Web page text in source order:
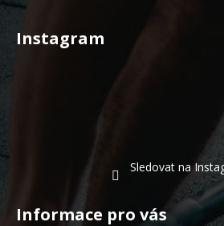
Instagram
Sledovat na
Informace pro vás